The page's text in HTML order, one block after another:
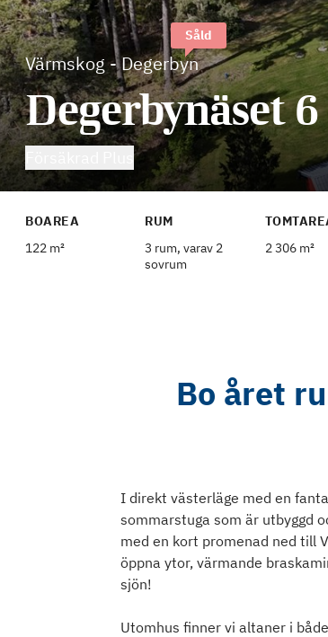
Värmskog-Degerbyn
Såld
Degerbynäset 6
BOAREA
122 m²
RUM
3 rum, varav 2
sovrum
2 306 m²
Bo året
I direkt västerläge med en
sommarstuga som är utbyggd
med en kort promenad ned till
öppna ytor, värmande
sjön!
Utomhus finner vi altaner i